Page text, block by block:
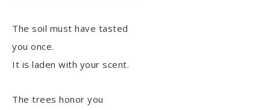
The soil must have tasted
you once.
It is laden with your scent.
The trees honor you